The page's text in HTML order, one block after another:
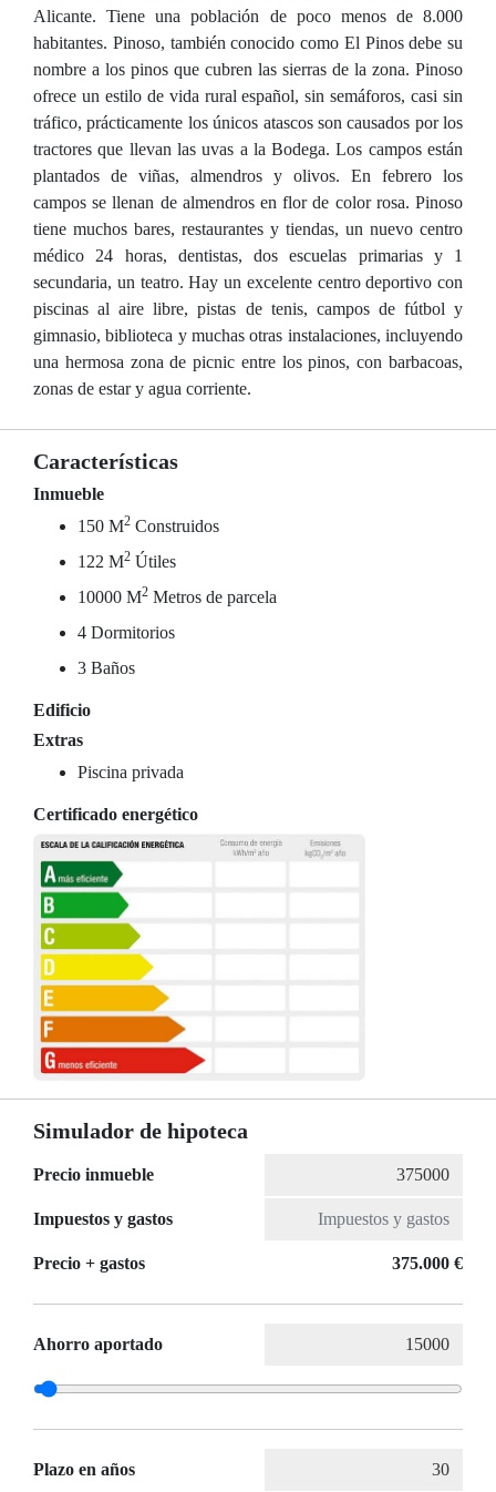
Alicante. Tiene una población de poco menos de 8.000
habitantes. Pinoso, también conocido como El Pinos debe su
nombre a los pinos que cubren las sierras de la zona. Pinoso
ofrece un estilo de vida rural español, sin semáforos, casi sin
tráfico, prácticamente los únicos atascos son causados por los
tractores que llevan las uvas a la Bodega. Los campos están
plantados de viñas, almendros y olivos. En febrero los
campos se llenan de almendros en flor de color rosa. Pinoso
tiene muchos bares, restaurantes y tiendas, un nuevo centro
médico 24 horas, dentistas, dos escuelas primarias y 1
secundaria, un teatro. Hay un excelente centro deportivo con
piscinas al aire libre, pistas de tenis, campos de fútbol y
gimnasio, biblioteca y muchas otras instalaciones, incluyendo
una hermosa zona de picnic entre los pinos, con barbacoas,
zonas de estar y agua corriente.
Características
Inmueble
150 M2 Construidos
122 M2 Útiles
10000 M2 Metros de parcela
4 Dormitorios
3 Baños
Edificio
Extras
Piscina privada
Certificado energético
Simulador de hipoteca
Precio inmueble
Impuestos y gastos
Precio + gastos 375.000 €
Ahorro aportado
Plazo en años